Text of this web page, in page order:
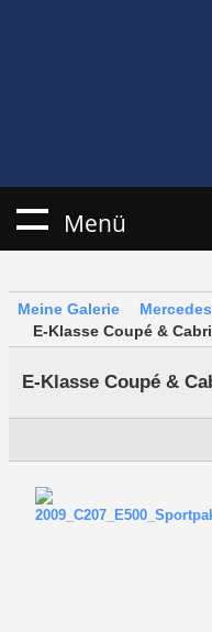
Menü
Meine Galerie
E-Klasse Coupé &
E-Klasse Coupé &